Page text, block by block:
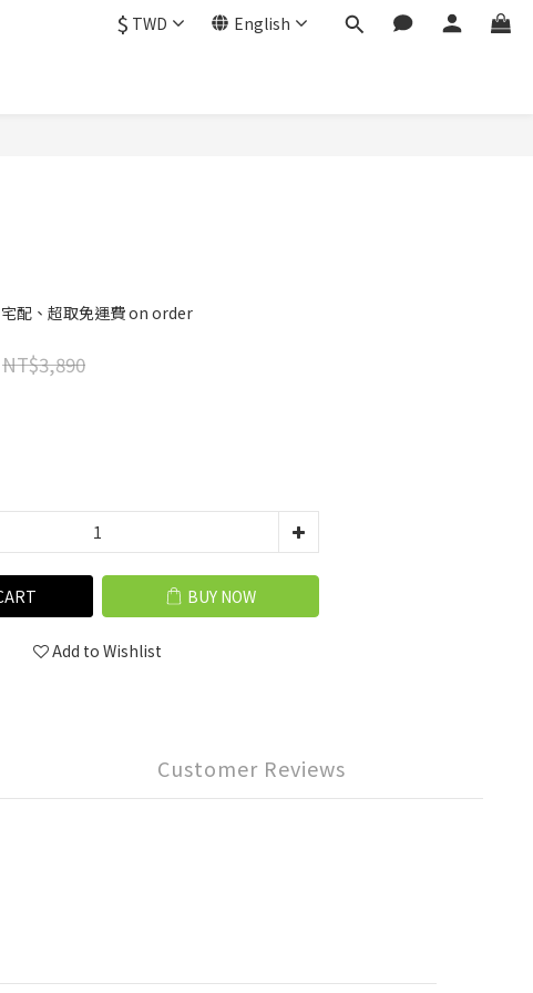
$ TWD English
配、超取免運費 on order
NT$3,890
BUY NOW
Add to Wishlist
Customer Reviews